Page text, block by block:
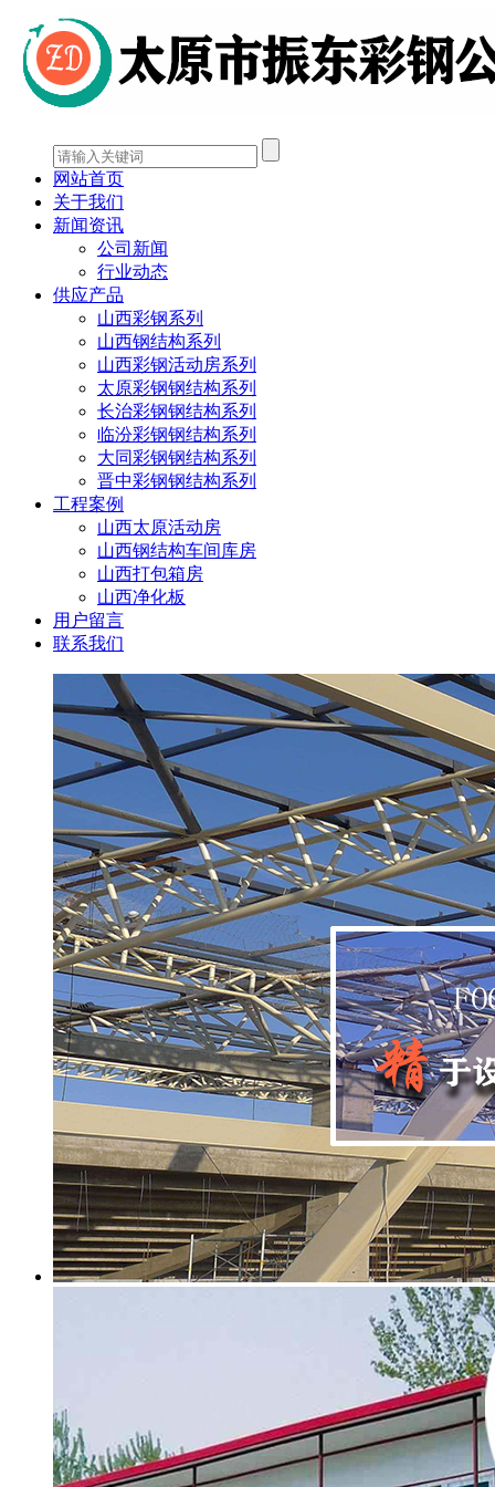
网站首页
关于我们
新闻资讯
公司新闻
行业动态
供应产品
山西彩钢系列
山西钢结构系列
山西彩钢活动房系列
太原彩钢钢结构系列
长治彩钢钢结构系列
临汾彩钢钢结构系列
大同彩钢钢结构系列
晋中彩钢钢结构系列
工程案例
山西太原活动房
山西钢结构车间库房
山西打包箱房
山西净化板
用户留言
联系我们